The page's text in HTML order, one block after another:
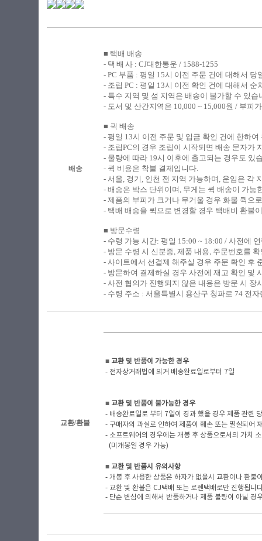
배송
■ 택배 배송
​- 택 배 사 : CJ대한통운 / 1588-1255
- PC 부품 : 평일 15시 이전 주문 건에 대해서 당
- 조립 PC : 평일 13시 이전 확인 건에 대해서
- 특수 지역 및 섬 지역은 배송이 불가할 수 있습
- 도서 및 산간지역은 10,000 ~ 15,000원 / 부피
■ 퀵 배송
​- 평일 13시 이전 주문 및 입금 확인 건에 한하
- 조립PC의 경우 조립이 시작되면 배송 문자가
- 물량에 따라 19시 이후에 출고되는 경우도 있
- 퀵 비용은 착불 결제입니다.
- 서울, 경기, 인천 전 지역 가능하며, 운임은 각
- 배송은 박스 단위이며, 무게는 퀵 배송이 가능
- 제품의 부피가 크거나 무거울 경우 화물 퀵으
- 택배 배송을 퀵으로 변경할 경우 택배비 환불
■ 방문수령
​- 수령 가능 시간: 평일 15:00 ~ 18:00 / 사전에
- 방문 수령 시 신분증, 제품 내용, 주문번호를
- 사이트에서 선결제 해주실 경우 주문 확인 후
- 방문하여 결제하실 경우 사전에 재고 확인 및
- 사전 협의가 진행되지 않은 내용은 방문 시 장
- 수령 주소 : 서울특별시 용산구 청파로 74 전
교환/환불
■ ​ 교환 및 반품이 가능한 경우
- 전자상거래법에 의거 배송완료일로부터 7일
■ ​ 교환 및 반품이 불가능한 경우
- 배송완료일로 부터 7일이 경과 했을 경우 제품 관련
- 구매자의 과실로 인하여 제품이 훼손 또는 멸실되어
- 소프트웨어의 경우에는 개봉 후 상품으로서의 가치
(미개봉일 경우 가능)
■ ​ 교환 및 반품시 유의사항
- 개봉 후 사용한 상품은 하자가 없을시 교환이나 환불
- 교환 및 환불은 CJ택배 또는 로젠택배로만 진행됩니
- 단순 변심에 의해서 반품하거나 제품 불량이 아닐 경